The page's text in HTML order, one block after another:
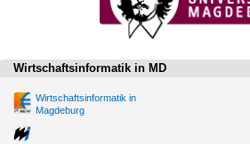
Wirtschaftsinformatik in MD
Wirtschaftsinformatik in
Magdeburg